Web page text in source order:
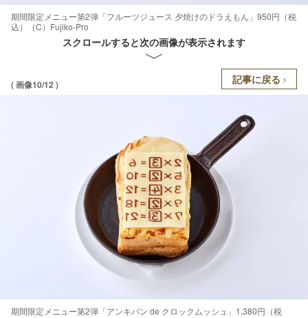
期間限定メニュー第2弾「フルーツジュース 夕焼けのドラえもん」950円（税
込）（C）Fujiko-Pro
スクロールすると次の画像が表示されます
( 画像10/12 ) 記事に戻る
期間限定メニュー第2弾「アンキパン de クロックムッシュ」1,380円（税